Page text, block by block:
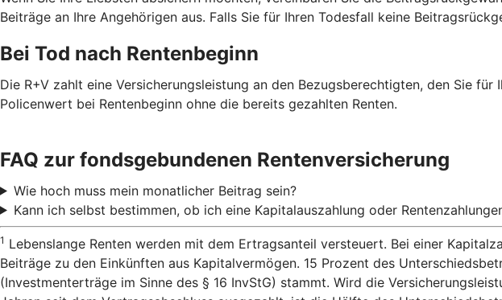
Beiträge an Ihre Angehörigen aus. Falls Sie für Ihren Todesfall keine
Bei Tod nach Rentenbeginn
Die R+V zahlt eine Versicherungsleistung an den Bezugsberechtigten, den Sie
Policenwert bei Rentenbeginn ohne die bereits gezahlten Renten.
FAQ zur fondsgebundenen Rentenversicherung
Wie hoch muss mein monatlicher Beitrag sein?
Kann ich selbst bestimmen, ob ich eine Kapitalauszahlung oder
1 Lebenslange Renten werden mit dem Ertragsanteil versteuert. Bei einer
Beiträge zu den Einkünften aus Kapitalvermögen. 15 Prozent des
(Investmenterträge im Sinne des § 16 InvStG) stammt. Wird die